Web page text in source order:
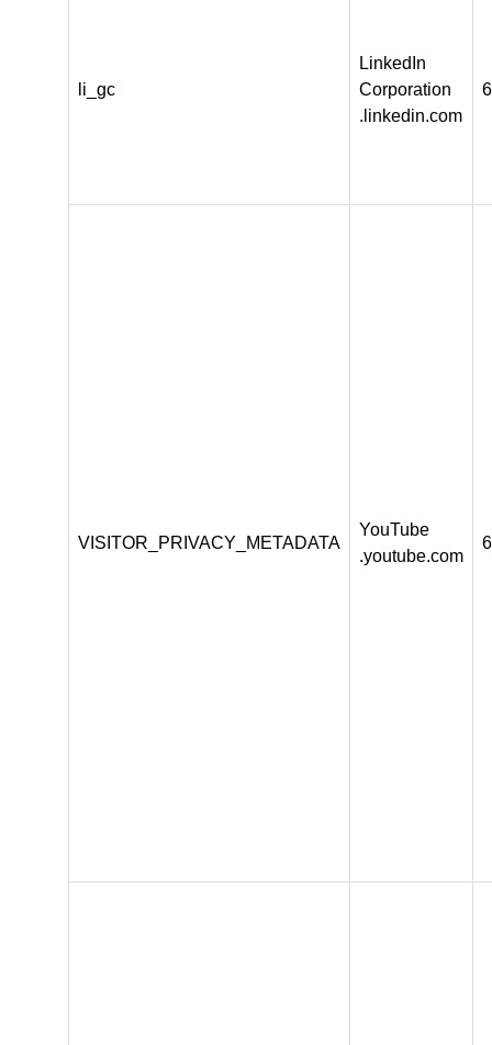
li_gc
LinkedIn
Corporation
.linkedin.com
VISITOR_PRIVACY_METADATA
YouTube
.youtube.com